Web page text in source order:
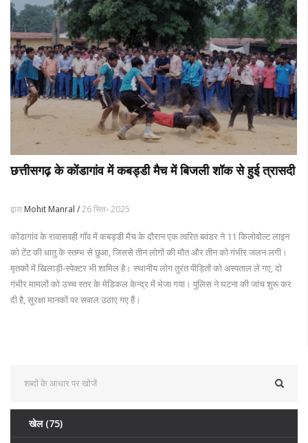
छत्तीसगढ़ के कोंडागांव में कबड्डी मैच में बिजली शॉक से हुई त्रासदी
द्वारा Mohit Manral /26 सित॰ 2025
कोंडागांव के रावासवही गाँव में कबड्डी मैच के दौरान एक त्वरित बवंडर ने 11 किलोवोल्ट लाइन
को टेंट की धातु के स्तम्भ से छुआ, जिससे तीन लोगों की मौत और तीन को गंभीर जलन लगी।
मृतकों में खिलाड़ी‑स्पेक्टर भी शामिल है। स्थानीय लोग तुरंत पीड़ितों को अस्पताल ले गए, दो
गंभीर मामलों को उच्च स्तर के मेडिकल केन्द्र में भेजा गया। पुलिस ने घटना की जांच शुरू कर
दी है, सुरक्षा मानकों पर सवाल उठाए गए हैं।
खेल (75)